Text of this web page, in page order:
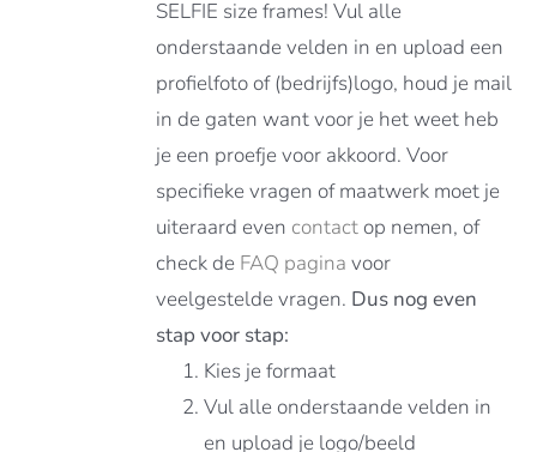
SELFIE size frames! Vul alle
onderstaande velden in en upload een
profielfoto of (bedrijfs)logo, houd je mail
in de gaten want voor je het weet heb
je een proefje voor akkoord. Voor
specifieke vragen of maatwerk moet je
uiteraard even contactop nemen, of
check de FAQ pagina voor
veelgestelde vragen. Dus nog even
stap voor stap:
Kies je formaat
Vul alle onderstaande velden in
en upload je logo/beeld